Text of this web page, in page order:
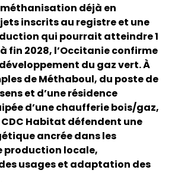
méthanisation déjà en
inscrits au registre et une
qui pourrait atteindre 1
fin 2028, l’Occitanie confirme
du gaz vert. À
de Méthaboul, du poste de
et d’une résidence
d’une chaufferie bois/gaz,
CDC Habitat défendent une
ancrée dans les
production locale,
usages et adaptation des